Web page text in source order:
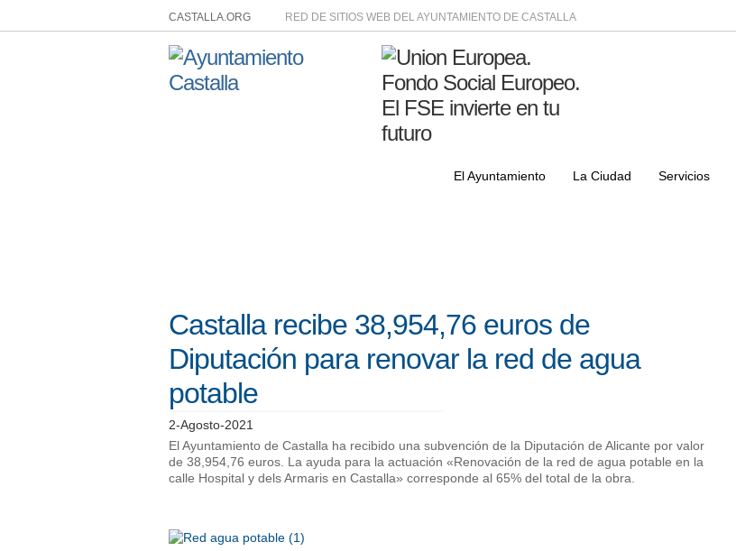
CASTALLA.ORG RED DE SITIOS WEB DEL AYUNTAMIENTO DE CASTALLA
El Ayuntamiento La Ciudad Servicios
Castalla recibe 38,954,76 euros de
Diputación para renovar la red de agua
potable
2-Agosto-2021
El Ayuntamiento de Castalla ha recibido una subvención de la Diputación de Alicante por valor
de 38,954,76 euros. La ayuda para la actuación «Renovación de la red de agua potable en la
calle Hospital y dels Armaris en Castalla» corresponde al 65% del total de la obra.